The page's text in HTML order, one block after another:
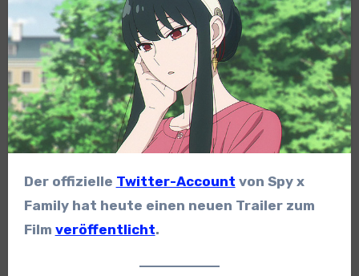
Der offizielle Twitter-Account von Spy x
Family hat heute einen neuen Trailer zum
Film veröffentlicht.